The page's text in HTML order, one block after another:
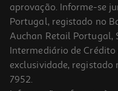
aprovação. Informe-se
Portugal, registado no
Auchan Retail Portugal,
Intermediário de
exclusividade, registado
7952.